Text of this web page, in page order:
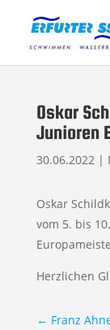
Oskar
Junioren
30.06.2022|
Oskar
vom 5. bis
Herzlichen
← Franz